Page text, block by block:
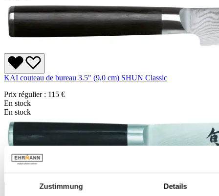
Zustimmung Details
KAI couteau de bureau 3.5" (9,0 cm) SHUN Classic
Prix régulier : 115 €
En stock
En stock